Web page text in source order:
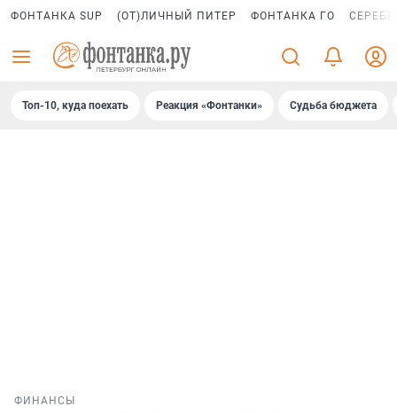
ФОНТАНКА SUP (ОТ)ЛИЧНЫЙ ПИТЕР ФОНТАНКА ГО
Топ-10, куда поехать Реакция «Фонтанки» Судьба бюджета
ФИНАНСЫ